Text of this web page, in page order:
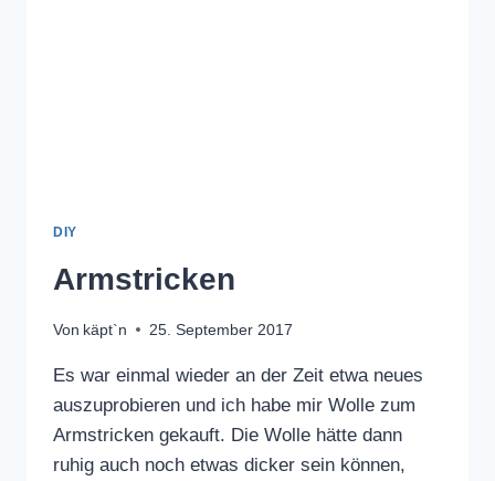
DIY
Armstricken
Von käpt`n 25. September 2017
Es war einmal wieder an der Zeit etwa neues
auszuprobieren und ich habe mir Wolle zum
Armstricken gekauft. Die Wolle hätte dann
ruhig auch noch etwas dicker sein können,